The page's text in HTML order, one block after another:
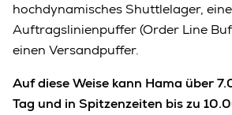
hochdynamisches Shuttlelager,
Auftragslinienpuffer (Order Line
einen Versandpuffer.
Auf diese Weise kann Hama über
Tag und in Spitzenzeiten bis zu